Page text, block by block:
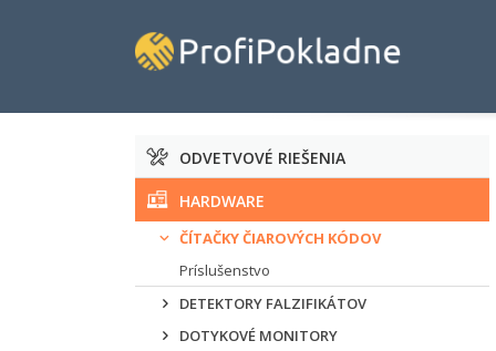
ODVETVOVÉ RIEŠENIA
HARDWARE
ČÍTAČKY ČIAROVÝCH KÓDOV
Príslušenstvo
DETEKTORY FALZIFIKÁTOV
DOTYKOVÉ MONITORY